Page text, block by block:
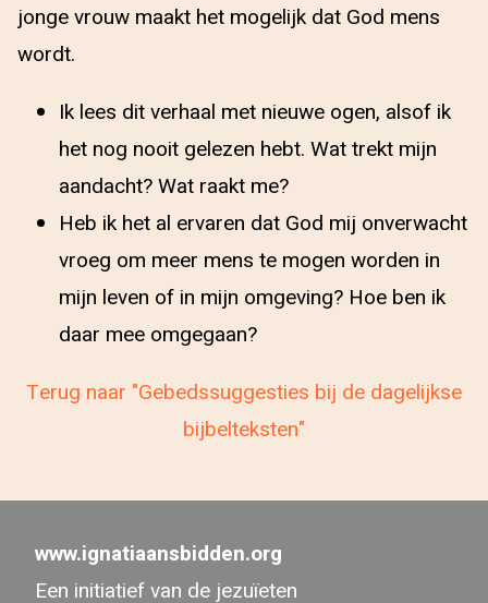
jonge vrouw maakt het mogelijk dat God mens
wordt.
Ik lees dit verhaal met nieuwe ogen, alsof ik
het nog nooit gelezen hebt. Wat trekt mijn
aandacht? Wat raakt me?
Heb ik het al ervaren dat God mij onverwacht
vroeg om meer mens te mogen worden in
mijn leven of in mijn omgeving? Hoe ben ik
daar mee omgegaan?
Terug naar "Gebedssuggesties bij de dagelijkse
bijbelteksten"
www.ignatiaansbidden.org
Een initiatief van de jezuïeten